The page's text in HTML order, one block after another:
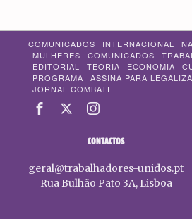
COMUNICADOS INTERNACIONAL
MULHERES
COMUNICADOS
EDITORIAL
TEORIA ECONOMIA
PROGRAMA
ASSINA PARA
JORNAL COMBATE
CONTACTOS
geral@trabalhadores-unidos.pt
Rua Bulhão Pato 3A, Lisboa